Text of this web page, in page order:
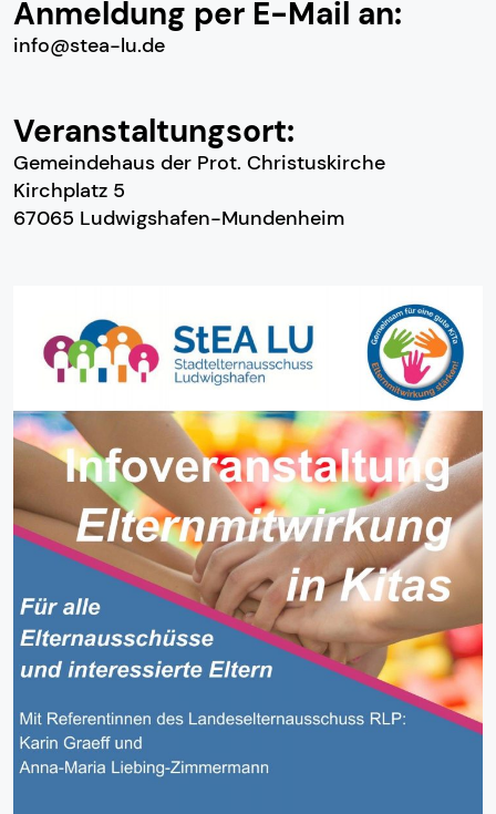
Anmeldung per E-Mail an:
info@stea-lu.de
Veranstaltungsort:
Gemeindehaus der Prot. Christuskirche
Kirchplatz 5
67065 Ludwigshafen-Mundenheim